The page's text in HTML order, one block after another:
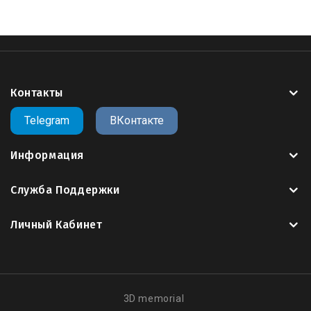
Контакты
Telegram ВКонтакте
Информация
Служба Поддержки
Личный Кабинет
3D memorial